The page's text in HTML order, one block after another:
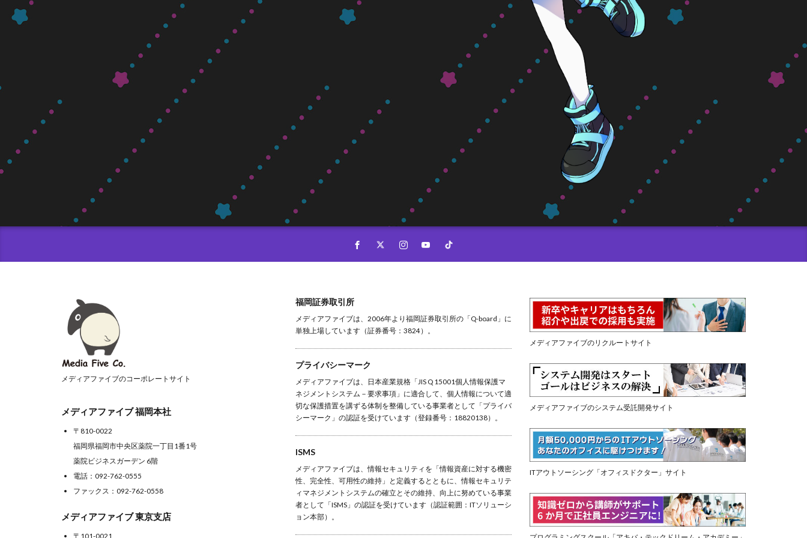
メディアファイブのコーポレートサイト
メディアファイブ 福岡本社
〒810-0022
福岡県福岡市中央区薬院一丁目1番1号
薬院ビジネスガーデン 6階
電話： 092-762-0555
ファックス：092-762-0558
メディアファイブ 東京支店
〒101-0021
福岡証券取引所
メディアファイブは、2006年より福岡証券取引所の「Q-board」に
単独上場しています（証券番号：3824）。
プライバシーマーク
メディアファイブは、日本産業規格「JIS Q 15001個人情報保護マ
ネジメントシステム－要求事項」に適合して、個人情報について適
切な保護措置を講ずる体制を整備している事業者として「プライバ
シーマーク」の認証を受けています（登録番号：18820138）。
ISMS
メディアファイブは、情報セキュリティを「情報資産に対する機密
性、完全性、可用性の維持」と定義するとともに、情報セキュリテ
ィマネジメントシステムの確立とその維持、向上に努めている事業
者として「ISMS」の認証を受けています（認証範囲：ITソリューシ
ョン本部）。
メディアファイブのリクルートサイト
メディアファイブのシステム受託開発サイト
ITアウトソーシング「オフィスドクター」サイト